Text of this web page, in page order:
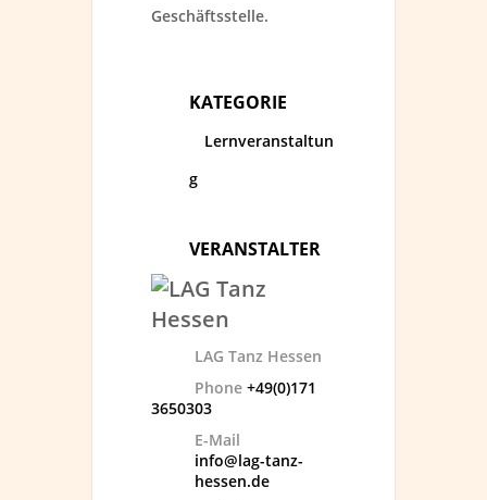
Geschäftsstelle.
KATEGORIE
Lernveranstaltun
g
VERANSTALTER
LAG Tanz Hessen
Phone +49(0)171
3650303
E-Mail
info@lag-tanz-
hessen.de